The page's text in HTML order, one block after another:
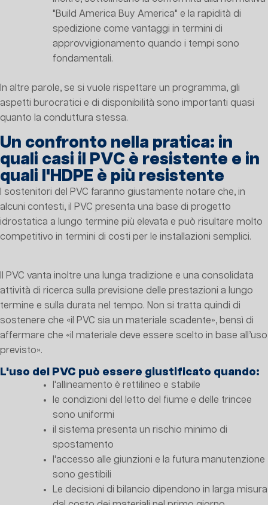
"Build America Buy America" e la rapidità di
spedizione come vantaggi in termini di
approvvigionamento quando i tempi sono
fondamentali.
In altre parole, se si vuole rispettare un programma, gli
aspetti burocratici e di disponibilità sono importanti quasi
quanto la conduttura stessa.
Un confronto nella pratica: in
quali casi il PVC è resistente e in
quali l'HDPE è più resistente
I sostenitori del PVC faranno giustamente notare che, in
alcuni contesti, il PVC presenta una base di progetto
idrostatica a lungo termine più elevata e può risultare molto
competitivo in termini di costi per le installazioni semplici.
Il PVC vanta inoltre una lunga tradizione e una consolidata
attività di ricerca sulla previsione delle prestazioni a lungo
termine e sulla durata nel tempo. Non si tratta quindi di
sostenere che «il PVC sia un materiale scadente», bensì di
affermare che «il materiale deve essere scelto in base all’uso
previsto».
L'uso del PVC può essere giustificato quando:
l'allineamento è rettilineo e stabile
le condizioni del letto del fiume e delle trincee
sono uniformi
il sistema presenta un rischio minimo di
spostamento
l'accesso alle giunzioni e la futura manutenzione
sono gestibili
Le decisioni di bilancio dipendono in larga misura